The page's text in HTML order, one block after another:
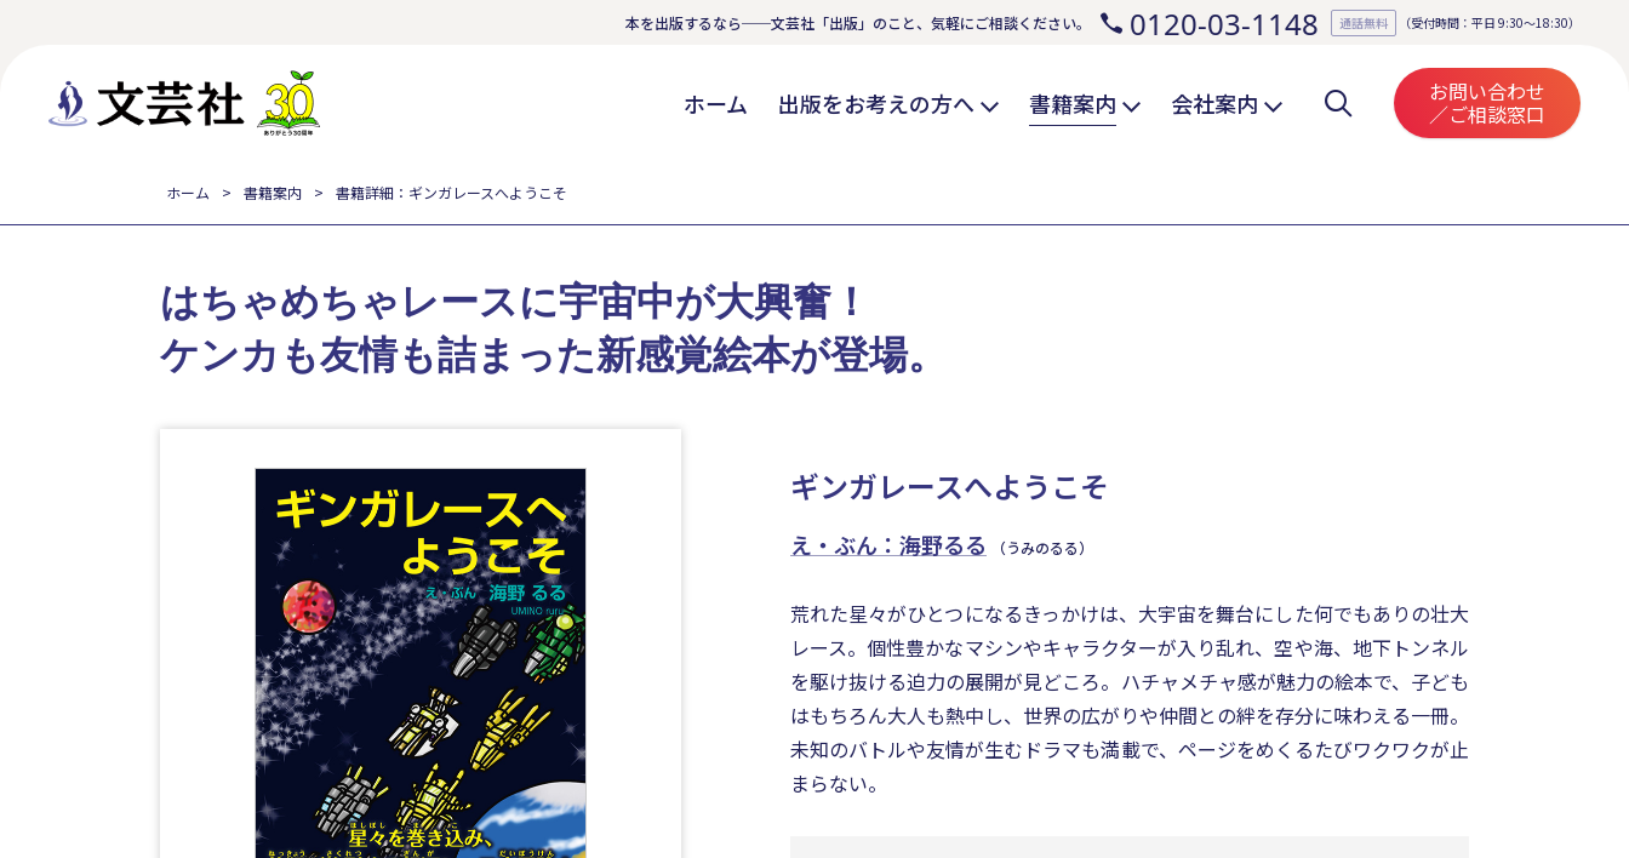
本を出版するなら──文芸社「出版」のこと、気軽にご相談ください。 0120-03-1148 通話無料 （受付時間：平日 9:30～18:30）
ホーム 出版をお考えの方へ 書籍案内 会社案内 お問い合わせ
／ご相談窓口
ホーム 書籍案内 書籍詳細：ギンガレースへようこそ
ギンガレースへようこそ
え・ぶん：海野るる （うみのるる）
はちゃめちゃレースに宇宙中が大興奮！
ケンカも友情も詰まった新感覚絵本が登場。
荒れた星々がひとつになるきっかけは、大宇宙を舞台にした何でもありの壮大
レース。個性豊かなマシンやキャラクターが入り乱れ、空や海、地下トンネル
を駆け抜ける迫力の展開が見どころ。ハチャメチャ感が魅力の絵本で、子ども
はもちろん大人も熱中し、世界の広がりや仲間との絆を存分に味わえる一冊。
未知のバトルや友情が生むドラマも満載で、ページをめくるたびワクワクが止
まらない。